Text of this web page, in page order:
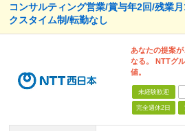
コンサルティング営業/賞与年2回/残業
クスタイム制/転勤なし
あなたの提案
なる。 NTTグ
値。
未経験歓迎
完全週休2日